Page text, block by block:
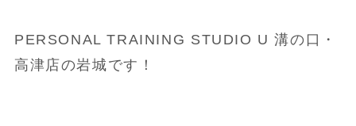
PERSONAL TRAINING STUDIO U 溝の口・
高津店の岩城です！